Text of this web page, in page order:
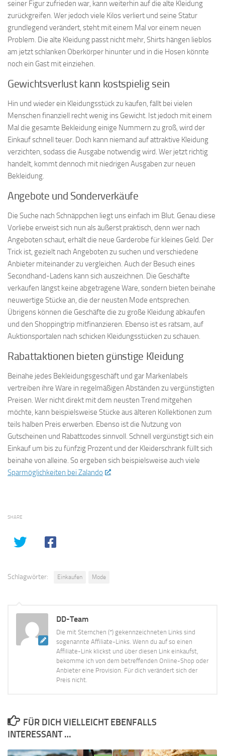
seiner Figur zufrieden war, kann weiterhin auf die alte Kleidung
zurückgreifen. Wer jedoch viele Kilos verliert und seine Statur
grundlegend verändert, steht mit einem Mal vor einem neuen
Problem. Die alte Kleidung passt nicht mehr, Shirts hängen lieblos
am jetzt schlanken Oberkörper hinunter und in die Hosen könnte
noch ein Gast mit einziehen.
Gewichtsverlust kann kostspielig sein
Hin und wieder ein Kleidungsstück zu kaufen, fällt bei vielen
Menschen finanziell recht wenig ins Gewicht. Ist jedoch mit einem
Mal die gesamte Bekleidung einige Nummern zu groß, wird der
Einkauf schnell teuer. Doch kann niemand auf attraktive Kleidung
verzichten, sodass die Ausgabe notwendig wird. Wer jetzt richtig
handelt, kommt dennoch mit niedrigen Ausgaben zur neuen
Bekleidung.
Angebote und Sonderverkäufe
Die Suche nach Schnäppchen liegt uns einfach im Blut. Genau diese
Vorliebe erweist sich nun als äußerst praktisch, denn wer nach
Angeboten schaut, erhält die neue Garderobe für kleines Geld. Der
Trick ist, gezielt nach Angeboten zu suchen und verschiedene
Anbieter miteinander zu vergleichen. Auch der Besuch eines
Secondhand-Ladens kann sich auszeichnen. Die Geschäfte
verkaufen längst keine abgetragene Ware, sondern bieten beinahe
neuwertige Stücke an, die der neusten Mode entsprechen.
Übrigens können die Geschäfte die zu große Kleidung abkaufen
und den Shoppingtrip mitfinanzieren. Ebenso ist es ratsam, auf
Auktionsportalen nach schicken Kleidungsstücken zu schauen.
Rabattaktionen bieten günstige Kleidung
Beinahe jedes Bekleidungsgeschäft und gar Markenlabels
vertreiben ihre Ware in regelmäßigen Abständen zu vergünstigten
Preisen. Wer nicht direkt mit dem neusten Trend mitgehen
möchte, kann beispielsweise Stücke aus älteren Kollektionen zum
teils halben Preis erwerben. Ebenso ist die Nutzung von
Gutscheinen und Rabattcodes sinnvoll. Schnell vergünstigt sich ein
Einkauf um bis zu fünfzig Prozent und der Kleiderschrank füllt sich
beinahe von alleine. So ergeben sich beispielsweise auch viele
Sparmöglichkeiten bei Zalando
.
SHARE
Schlagwörter: Einkaufen Mode
DD-Team
Die mit Sternchen (*) gekennzeichneten Links sind
sogenannte Affiliate-Links. Wenn du auf so einen
Affiliate-Link klickst und über diesen Link einkaufst,
bekomme ich von dem betreffenden Online-Shop oder
Anbieter eine Provision. Für dich verändert sich der
Preis nicht.
FÜR DICH VIELLEICHT EBENFALLS
INTERESSANT …